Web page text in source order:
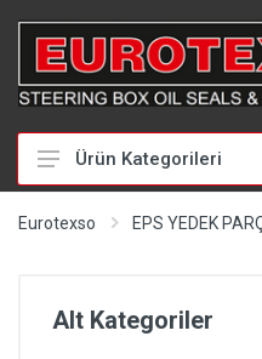
HİDROLİK DİREKSİYON
Ürün Kategorileri
Eurotexso EPS YEDEK
Alt Kategoriler